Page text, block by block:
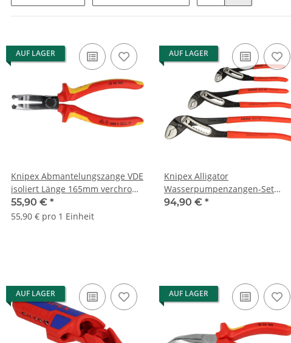
AUF LAGER
Knipex Abmantelungszange VDE
isoliert Länge 165mm verchromt
1346165
55,90 € *
55,90 € pro 1 Einheit
AUF LAGER
Knipex Alligator
Wasserpumpenzangen-Set
180mm 250mm 300mm
94,90 € *
AUF LAGER AUF LAGER